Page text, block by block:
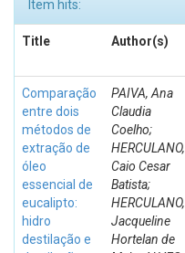
Item hits:
Title Author(s)
Comparação
entre dois
métodos de
extração de
óleo
essencial de
eucalipto:
hidro
destilação e
PAIVA, Ana
Claudia
Coelho;
HERCULANO,
Caio Cesar
Batista;
HERCULANO,
Jacqueline
Hortelan de